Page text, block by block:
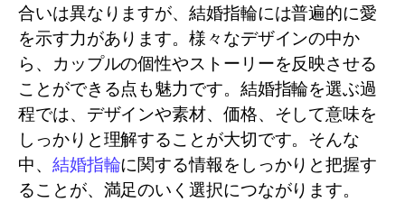
合いは異なりますが、結婚指輪には普遍的に愛
を示す力があります。様々なデザインの中か
ら、カップルの個性やストーリーを反映させる
ことができる点も魅力です。結婚指輪を選ぶ過
程では、デザインや素材、価格、そして意味を
しっかりと理解することが大切です。そんな
中、 結婚指輪に関する情報をしっかりと把握す
ることが、満足のいく選択につながります。